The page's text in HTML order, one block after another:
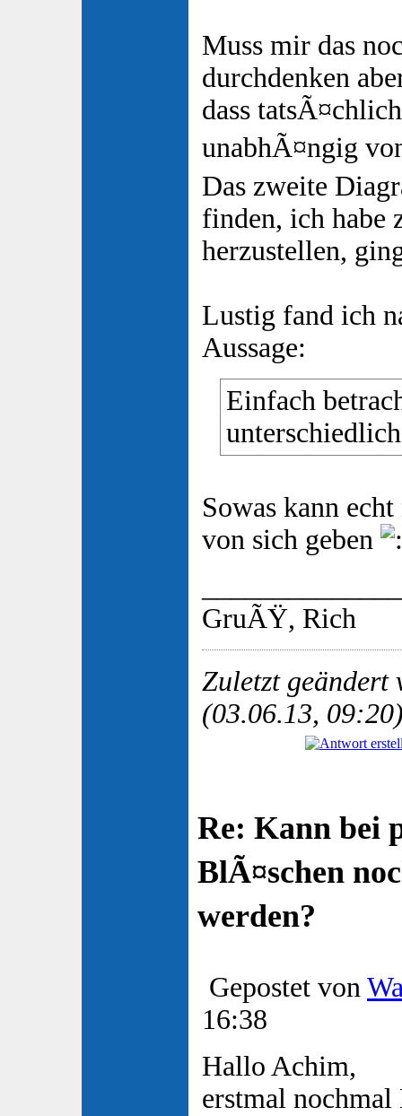
Muss mir das
durchdenken
dass
unabhÃ¤ngig
Das zweite
finden, ich habe
herzustellen,
Lustig fand ich
Aussage:
Einfach
Sowas kann
von sich geben
GruÃŸ, Rich
Zuletzt geändert
(03.06.13,
Re: Kann bei
BlÃ¤schen
werden?
Gepostet von
16:38
Hallo Achim,
erstmal